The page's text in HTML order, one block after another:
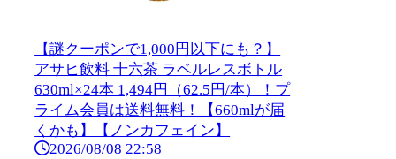
【謎クーポンで1,000円以下にも？】
アサヒ飲料 十六茶 ラベルレスボトル
630ml×24本 1,494円（62.5円/本）！プ
ライム会員は送料無料！【660mlが届
くかも】【ノンカフェイン】
2026/08/08 22:58